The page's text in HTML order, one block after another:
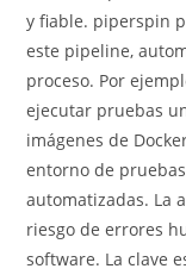
y fiable. piperspin
este pipeline,
proceso. Por
ejecutar pruebas
imágenes de
entorno de
automatizadas. La
riesgo de errores
software. La clave